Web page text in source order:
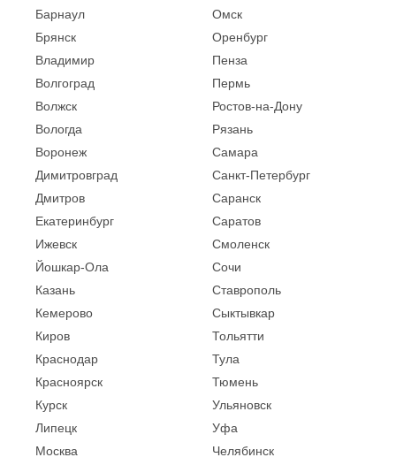
Барнаул
Брянск
Владимир
Волгоград
Волжск
Вологда
Воронеж
Димитровград
Дмитров
Екатеринбург
Ижевск
Йошкар-Ола
Казань
Кемерово
Киров
Краснодар
Красноярск
Курск
Липецк
Москва
Омск
Оренбург
Пенза
Пермь
Ростов-на-Дону
Рязань
Самара
Санкт-Петербург
Саранск
Саратов
Смоленск
Сочи
Ставрополь
Сыктывкар
Тольятти
Тула
Тюмень
Ульяновск
Уфа
Челябинск